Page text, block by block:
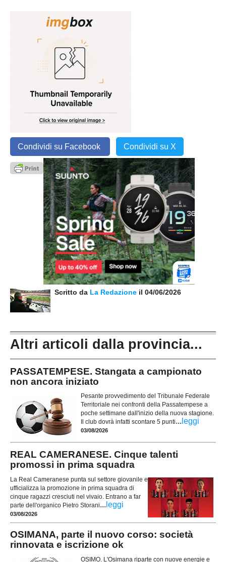
Condividi su Facebook Condividi su X
Scritto da La Redazione il 04/06/2026
Altri articoli dalla provincia...
PASSATEMPESE. Stangata a campionato
non ancora iniziato
Pesante provvedimento del Tribunale Federale
Territoriale nei confronti della Passatempese a
poche settimane dall'inizio della nuova stagione.
Il club dovrà infatti scontare 5 punti... leggi
03/08/2026
REAL CAMERANESE. Cinque talenti
promossi in prima squadra
La Real Cameranese punta sul settore giovanile e
ufficializza la promozione in prima squadra di
cinque ragazzi cresciuti nel vivaio. Entrano a far
parte dell'organico Pietro Storani... leggi
03/08/2026
OSIMANA, parte il nuovo corso: società
rinnovata e iscrizione ok
OSIMO. L'Osimana riparte con nuove energie e